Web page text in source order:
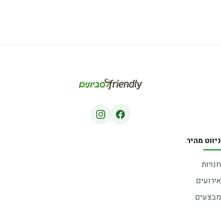
ניווט מהיר
חנויות
אירועים
מבצעים